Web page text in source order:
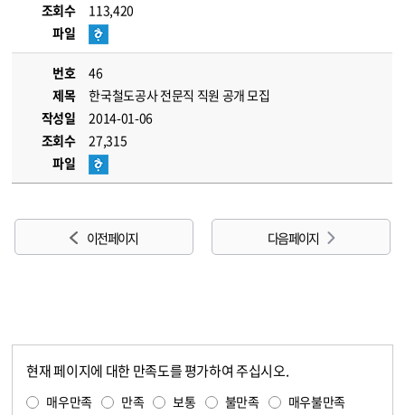
조회수
113,420
파일
번호
46
제목
한국철도공사 전문직 직원 공개 모집
작성일
2014-01-06
조회수
27,315
파일
이전 페이지 다음 페이지
현재 페이지에 대한 만족도를 평가하여 주십시오.
매우만족 만족 보통 불만족 매우불만족